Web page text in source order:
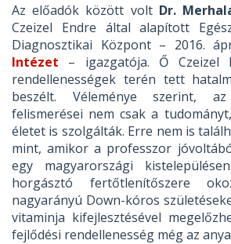
Az előadók között volt Dr.
Czeizel Endre által alapított
Diagnosztikai Központ – 2016.
Intézet – igazgatója. Ő Czeizel
rendellenességek terén tett
beszélt. Véleménye szerint, az
felismerései nem csak a
életet is szolgálták. Erre nem is
mint, amikor a professzor
egy magyarországi
horgásztó fertőtlenítőszere
nagyarányú Down-kóros
vitaminja kifejlesztésével
fejlődési rendellenesség még az